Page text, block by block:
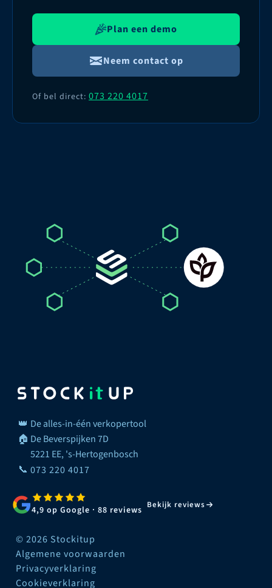
Plan een demo
Neem contact op
Of bel direct: 073 220 4017
👑 De alles-in-één verkopertool
🏠 De Beverspijken 7D
5221 EE, 's-Hertogenbosch
📞 073 220 4017
4,9 op Google · 88 reviews Bekijk reviews
© 2026 Stockitup
Algemene voorwaarden
Privacyverklaring
Cookieverklaring